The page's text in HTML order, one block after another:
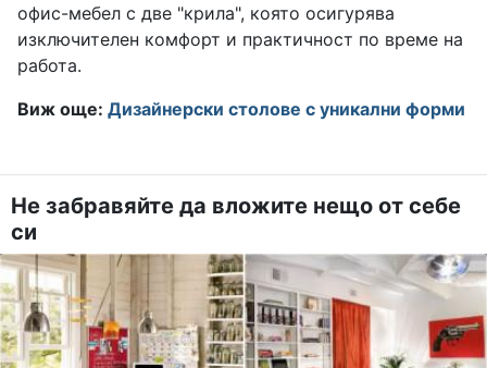
офис-мебел с две "крила", която осигурява
изключителен комфорт и практичност по време на
работа.
Виж още: Дизайнерски столове с уникални форми
Не забравяйте да вложите нещо от себе
си